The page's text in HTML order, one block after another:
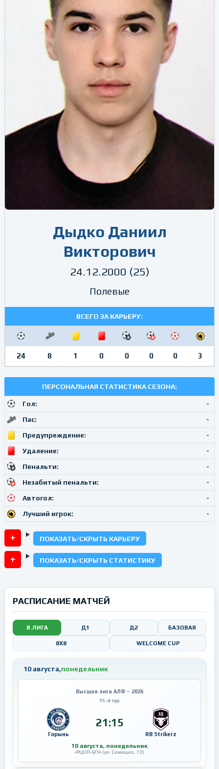
Дыдко Даниил
Викторович
24.12.2000 (25)
Полевые
ВСЕГО ЗА КАРЬЕРУ:
24 8 1 0 0 0 0 3
ПЕРСОНАЛЬНАЯ СТАТИСТИКА СЕЗОНА:
Гол:
-
Пас:
-
Предупреждение:
-
Удаление:
-
Пенальти:
-
Незабитый пенальти:
-
Автогол:
-
Лучший игрок:
-
ПОКАЗАТЬ/СКРЫТЬ КАРЬЕРУ
ПОКАЗАТЬ/СКРЫТЬ СТАТИСТИКУ
РАСПИСАНИЕ МАТЧЕЙ
В.ЛИГА Д1 Д2 БАЗОВАЯ
8X8 WELCOME CUP
10 августа,понедельник
Высшая лига АЛФ – 2026
15-й тур
Горынь
21:15
RB Strikerz
10 августа, понедельник
«РЦОП-БГУ» (ул. Семашко, 13)